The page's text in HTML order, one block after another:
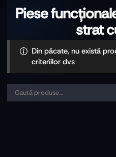
Din păcate, nu există
criteriilor dvs